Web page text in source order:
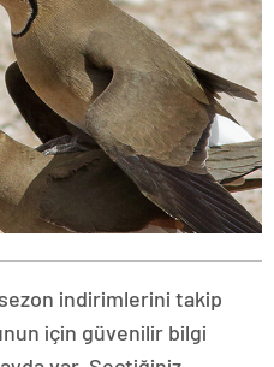
indirimlerini takip
için güvenilir bilgi